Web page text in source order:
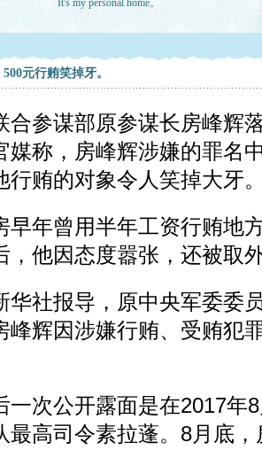
It's my personal home。
元行贿笑掉牙。
合参谋部原参谋长房峰辉
媒称，房峰辉涉嫌的罪名
行贿的对象令人笑掉大牙
早年曾用半年工资行贿地
，他因态度嚣张，还被取
华社报导，原中央军委委
峰辉因涉嫌行贿、受贿犯
一次公开露面是在2017年
最高司令素拉蓬。8月底